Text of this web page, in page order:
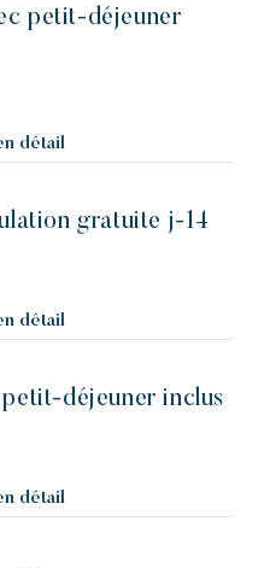
détail
gratuite j-14
détail
petit-déjeuner inclus
détail